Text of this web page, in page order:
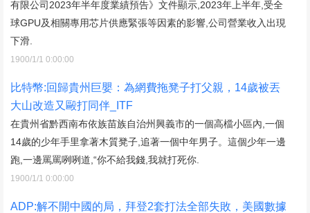
有限公司2023年半年度業績預告》文件顯示,2023年上半年,受全
球GPU及相關專用芯片供應緊張等因素的影響,公司營業收入出現
下滑.
1900/1/1 0:00:00
比特幣:回歸貴州巨嬰：為網費拖凳子打父親，14歲被丟
大山改造又毆打同伴_ITF
在貴州省黔西南布依族苗族自治州興義市的一個高檔小區內,一個
14歲的少年手里拿著木質凳子,追著一個中年男子。這個少年一邊
跑,一邊罵罵咧咧道,“你不給我錢,我就打死你.
1900/1/1 0:00:00
ADP:解不開中國的局，拜登2套打法全部失敗，美國數據